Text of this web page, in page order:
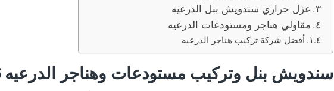
عزل حراري سندويش بنل الدرعيه
مقاولي هناجر ومستودعات الدرعيه
أفضل شركة تركيب هناجر الدرعيه
سندويش بنل وتركيب مستودعات وهناجر الدرعيه 2026